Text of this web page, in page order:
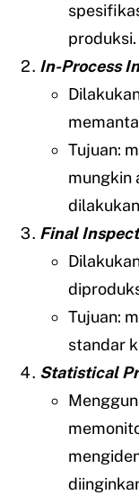
produksi.
In-Process
Tujuan:
mungkin
Final
Tujuan:
standar
Statistical